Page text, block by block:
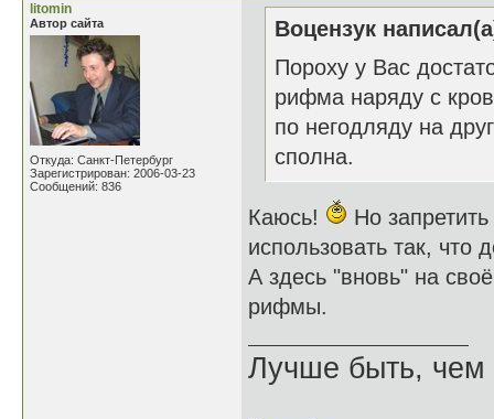
litomin
Автор сайта
Откуда: Санкт-Петербург
Зарегистрирован: 2006-03-23
Сообщений: 836
Воцензук
Пороху у Вас
рифма наряду с
по негодляду на
сполна.
Каюсь!
Но
использовать так, что
А здесь "вновь" на
рифмы.
Лучше быть, чем